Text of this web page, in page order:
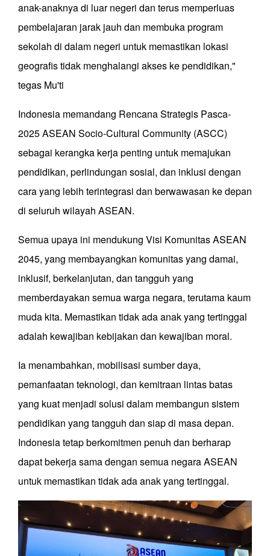
anak-anaknya di luar negeri dan terus memperluas
pembelajaran jarak jauh dan membuka program
sekolah di dalam negeri untuk memastikan lokasi
geografis tidak menghalangi akses ke pendidikan,"
tegas Mu'ti
Indonesia memandang Rencana Strategis Pasca-
2025 ASEAN Socio-Cultural Community (ASCC)
sebagai kerangka kerja penting untuk memajukan
pendidikan, perlindungan sosial, dan inklusi dengan
cara yang lebih terintegrasi dan berwawasan ke depan
di seluruh wilayah ASEAN.
Semua upaya ini mendukung Visi Komunitas ASEAN
2045, yang membayangkan komunitas yang damai,
inklusif, berkelanjutan, dan tangguh yang
memberdayakan semua warga negara, terutama kaum
muda kita. Memastikan tidak ada anak yang tertinggal
adalah kewajiban kebijakan dan kewajiban moral.
Ia menambahkan, mobilisasi sumber daya,
pemanfaatan teknologi, dan kemitraan lintas batas
yang kuat menjadi solusi dalam membangun sistem
pendidikan yang tangguh dan siap di masa depan.
Indonesia tetap berkomitmen penuh dan berharap
dapat bekerja sama dengan semua negara ASEAN
untuk memastikan tidak ada anak yang tertinggal.